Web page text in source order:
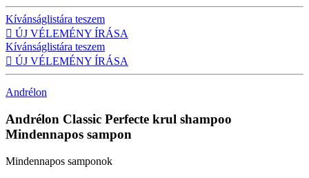
Kívánságlistára teszem
 ÚJ VÉLEMÉNY ÍRÁSA
Kívánságlistára teszem
 ÚJ VÉLEMÉNY ÍRÁSA
Andrélon
Andrélon Classic Perfecte krul shampoo
Mindennapos sampon
Mindennapos samponok